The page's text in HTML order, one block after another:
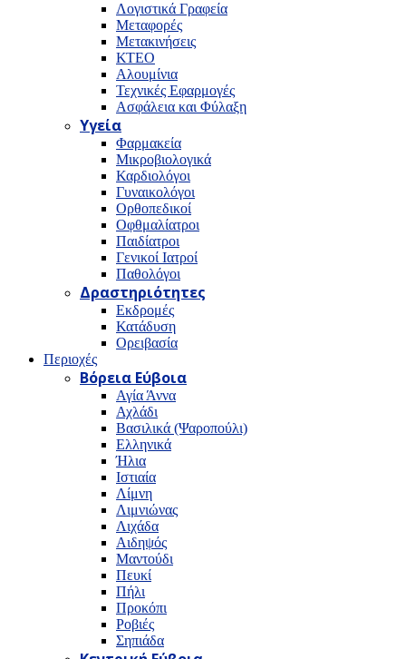
Λογιστικά Γραφεία
Μεταφορές
Μετακινήσεις
ΚΤΕΟ
Αλουμίνια
Τεχνικές Εφαρμογές
Ασφάλεια και Φύλαξη
Υγεία
Φαρμακεία
Μικροβιολογικά
Καρδιολόγοι
Γυναικολόγοι
Ορθοπεδικοί
Οφθμαλίατροι
Παιδίατροι
Γενικοί Ιατροί
Παθολόγοι
Δραστηριότητες
Εκδρομές
Κατάδυση
Ορειβασία
Περιοχές
Βόρεια Εύβοια
Αγία Άννα
Αχλάδι
Βασιλικά (Ψαροπούλι)
Ελληνικά
Ήλια
Ιστιαία
Λίμνη
Λιμνιώνας
Λιχάδα
Αιδηψός
Μαντούδι
Πευκί
Πήλι
Προκόπι
Ροβιές
Σηπιάδα